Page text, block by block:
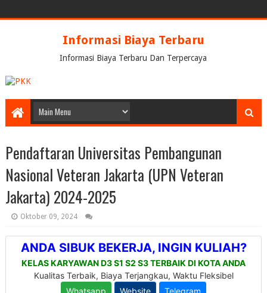
Informasi Biaya Terbaru
Informasi Biaya Terbaru Dan Terpercaya
Pendaftaran Universitas Pembangunan
Nasional Veteran Jakarta (UPN Veteran
Jakarta) 2024-2025
Oktober 09, 2024